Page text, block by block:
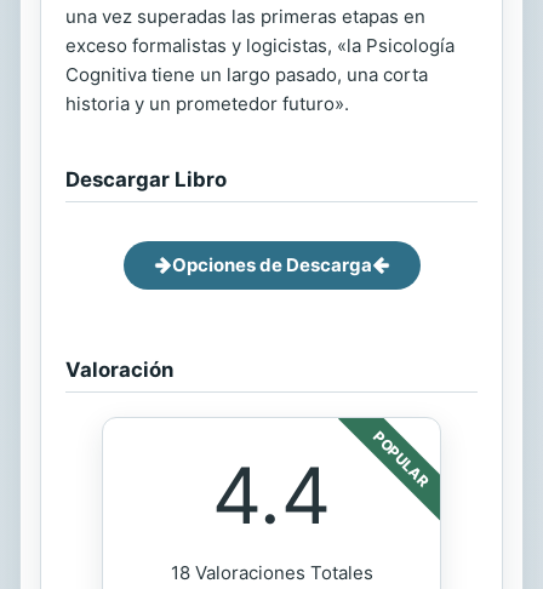
una vez superadas las primeras etapas en
exceso formalistas y logicistas, «la Psicología
Cognitiva tiene un largo pasado, una corta
historia y un prometedor futuro».
Descargar Libro
Opciones de Descarga
Valoración
POPULAR
4.4
18 Valoraciones Totales